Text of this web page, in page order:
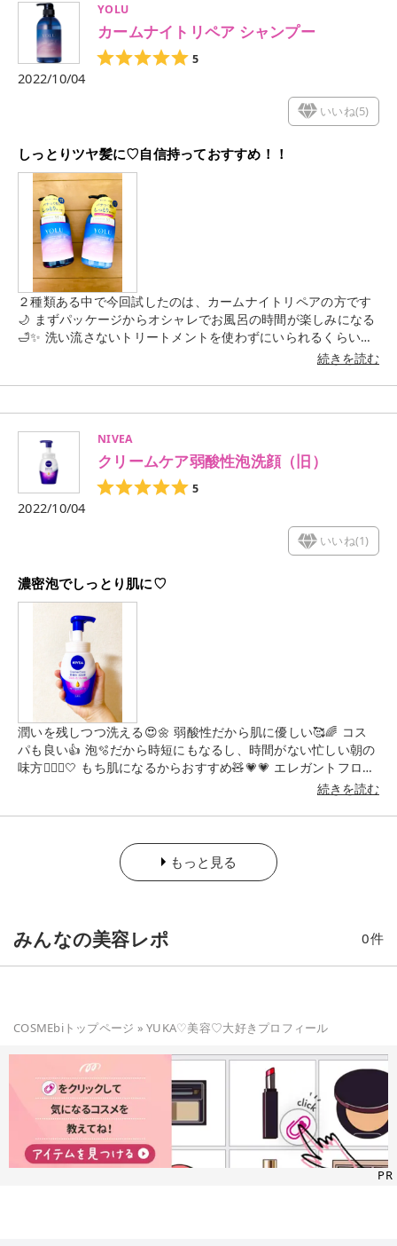
YOLU
カームナイトリペア シャンプー
5
2022/10/04
いいね(5)
しっとりツヤ髪に♡自信持っておすすめ！！
２種類ある中で今回試したのは、カームナイトリペアの方です
🌙 まずパッケージからオシャレでお風呂の時間が楽しみになる
🛁✨ 洗い流さないトリートメントを使わずにいられるくらいの
まとまりにビックリした🫢❣️ 本当にパサつきも気にならないく
も好み🌕💖 これはリピ確定😎‼️‼️
続きを読む
NIVEA
クリームケア弱酸性泡洗顔（旧）
5
2022/10/04
いいね(1)
濃密泡でしっとり肌に♡
潤いを残しつつ洗える😍🌼 弱酸性だから肌に優しい🥰🌈 コス
パも良い👍 泡🫧だから時短にもなるし、時間がない忙しい朝の
味方🙆🏻‍♀️🤍 もち肌になるからおすすめ🧸💗💗 エレガントフロー
続きを読む
もっと見る
みんなの美容レポ 0件
COSMEbiトップページ »YUKA♡美容♡大好き プロフィール
PR